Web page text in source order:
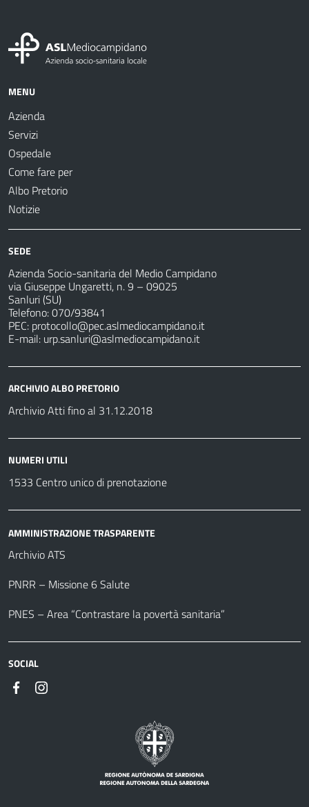
MENU
Azienda
Servizi
Ospedale
Come fare per
Albo Pretorio
Notizie
SEDE
Azienda Socio-sanitaria del Medio Campidano
via Giuseppe Ungaretti, n. 9 – 09025
Sanluri (SU)
Telefono: 070/93841
PEC: protocollo@pec.aslmediocampidano.it
E-mail: urp.sanluri@aslmediocampidano.it
ARCHIVIO ALBO PRETORIO
Archivio Atti fino al 31.12.2018
NUMERI UTILI
1533 Centro unico di prenotazione
AMMINISTRAZIONE TRASPARENTE
Archivio ATS
PNRR – Missione 6 Salute
PNES – Area “Contrastare la povertà sanitaria”
SOCIAL